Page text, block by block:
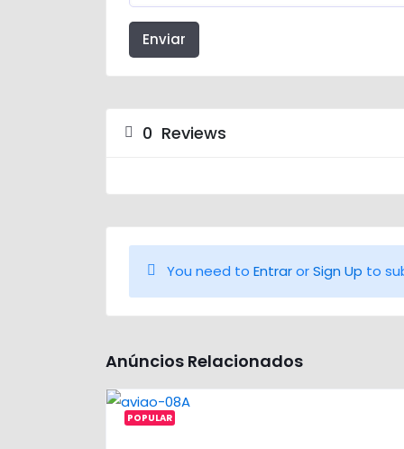
Enviar
0 Reviews
You need to EntrarorSign Up to
Anúncios Relacionados
POPULAR